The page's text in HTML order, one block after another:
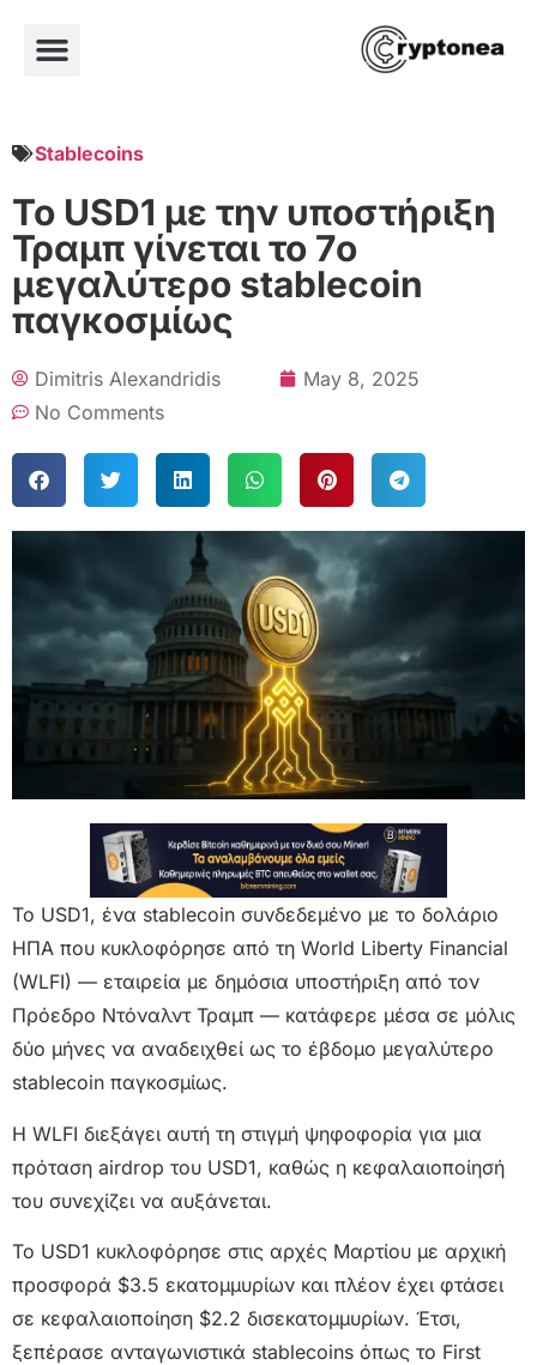
Stablecoins
Το USD1 με την υποστήριξη
Τραμπ γίνεται το 7ο
μεγαλύτερο stablecoin
παγκοσμίως
Dimitris Alexandridis
May 8, 2025
No Comments
Το USD1, ένα stablecoin συνδεδεμένο με το δολάριο
ΗΠΑ που κυκλοφόρησε από τη World Liberty Financial
(WLFI) — εταιρεία με δημόσια υποστήριξη από τον
Πρόεδρο Ντόναλντ Τραμπ — κατάφερε μέσα σε μόλις
δύο μήνες να αναδειχθεί ως το έβδομο μεγαλύτερο
stablecoin παγκοσμίως.
Η WLFI διεξάγει αυτή τη στιγμή ψηφοφορία για μια
πρόταση airdrop του USD1, καθώς η κεφαλαιοποίησή
του συνεχίζει να αυξάνεται.
Το USD1 κυκλοφόρησε στις αρχές Μαρτίου με αρχική
προσφορά $3.5 εκατομμυρίων και πλέον έχει φτάσει
σε κεφαλαιοποίηση $2.2 δισεκατομμυρίων. Έτσι,
ξεπέρασε ανταγωνιστικά stablecoins όπως το First